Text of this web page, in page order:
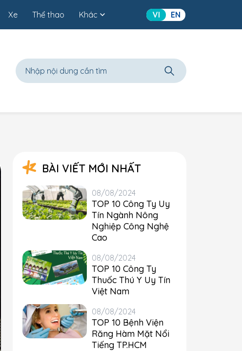
Xe Thể thao Khác VI EN
BÀI VIẾT MỚI NHẤT
08/08/2024
TOP 10 Công Ty Uy
Tín Ngành Nông
Nghiệp Công Nghệ
Cao
08/08/2024
TOP 10 Công Ty
Thuốc Thú Y Uy Tín
Việt Nam
08/08/2024
TOP 10 Bệnh Viện
Răng Hàm Mặt Nổi
Tiếng TP.HCM